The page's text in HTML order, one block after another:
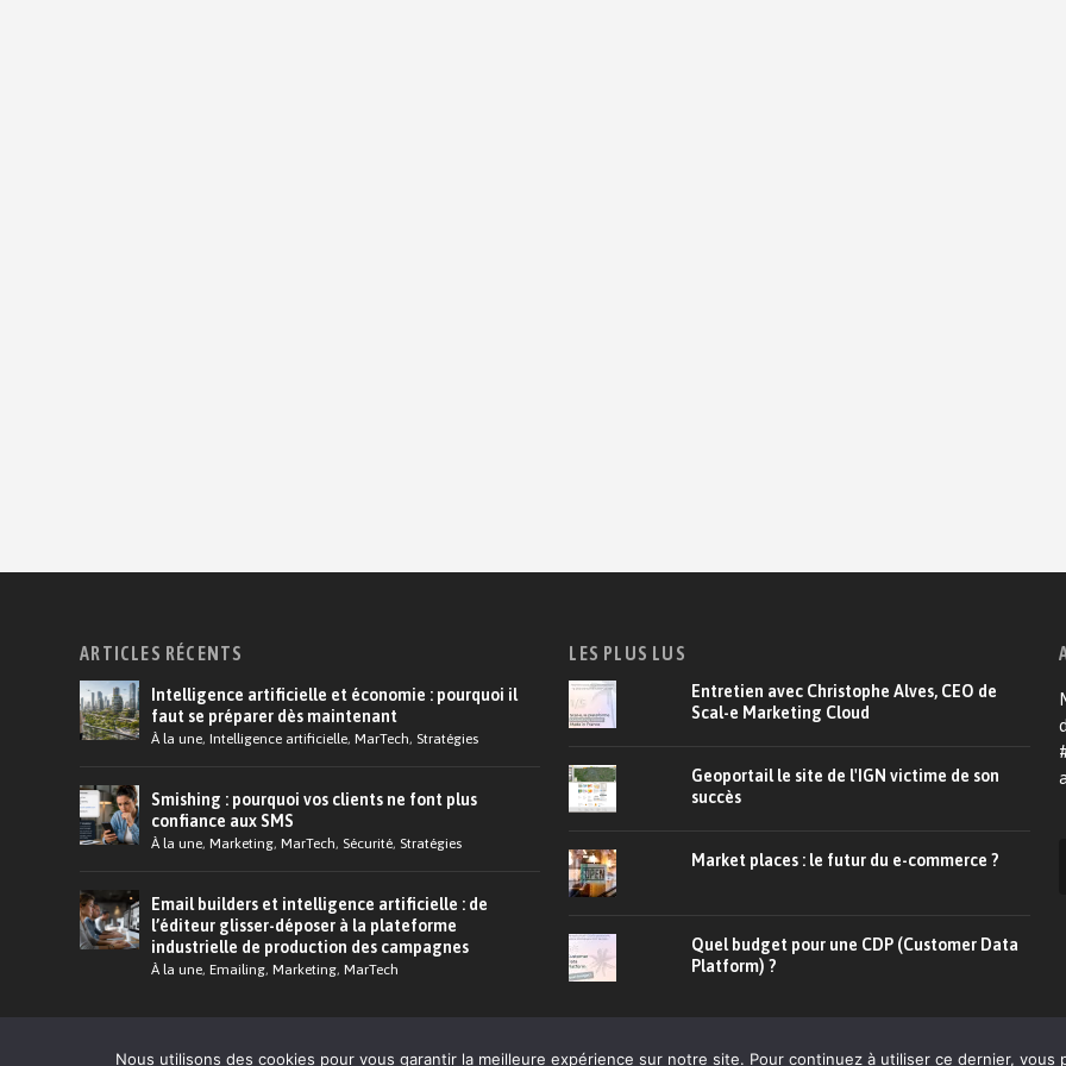
ARTICLES RÉCENTS
Intelligence artificielle et économie : pourquoi il
faut se préparer dès maintenant
À la une,Intelligence artificielle,MarTech, Stratégies
Smishing : pourquoi vos clients ne font plus
confiance aux SMS
À la une,Marketing,MarTech, Sécurité, Stratégies
Email builders et intelligence artificielle : de
l’éditeur glisser-déposer à la plateforme
industrielle de production des campagnes
À la une,Emailing,Marketing,MarTech
LES PLUS LUS
Entretien avec Christophe Alves, CEO de
Scal-e Marketing Cloud
Geoportail le site de l'IGN victime de son
succès
Market places : le futur du e-commerce ?
Quel budget pour une CDP (Customer Data
Platform) ?
© 2026 Martech.Cloud - Conception : Tildigital À propos CRM E-commerce Relation client
Nous utilisons des cookies pour vous garantir la meilleure expérience sur notre site. Pour continuez à utiliser ce dernier, vous